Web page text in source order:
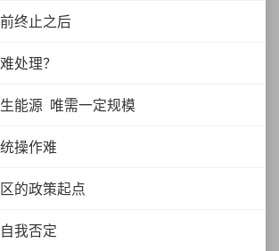
循环利用，将养猪活动纳入
格的环保与管理体系。州政府
用水及饲料种植资源，以实
的运作模式。同时，州政府
终止之后
处理？
能源 唯需一定规模
操作难
的政策起点
我否定